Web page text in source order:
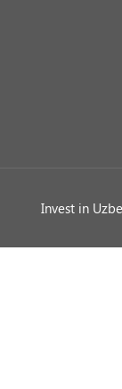
Invest in